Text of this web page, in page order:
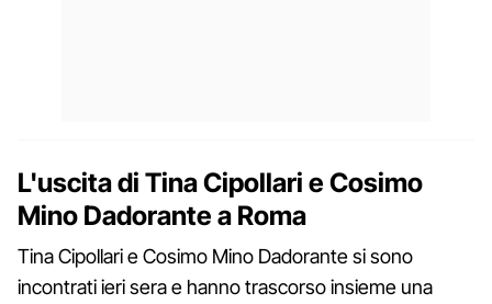
L'uscita di Tina Cipollari e Cosimo
Mino Dadorante a Roma
Tina Cipollari e Cosimo Mino Dadorante si sono
incontrati ieri sera e hanno trascorso insieme una